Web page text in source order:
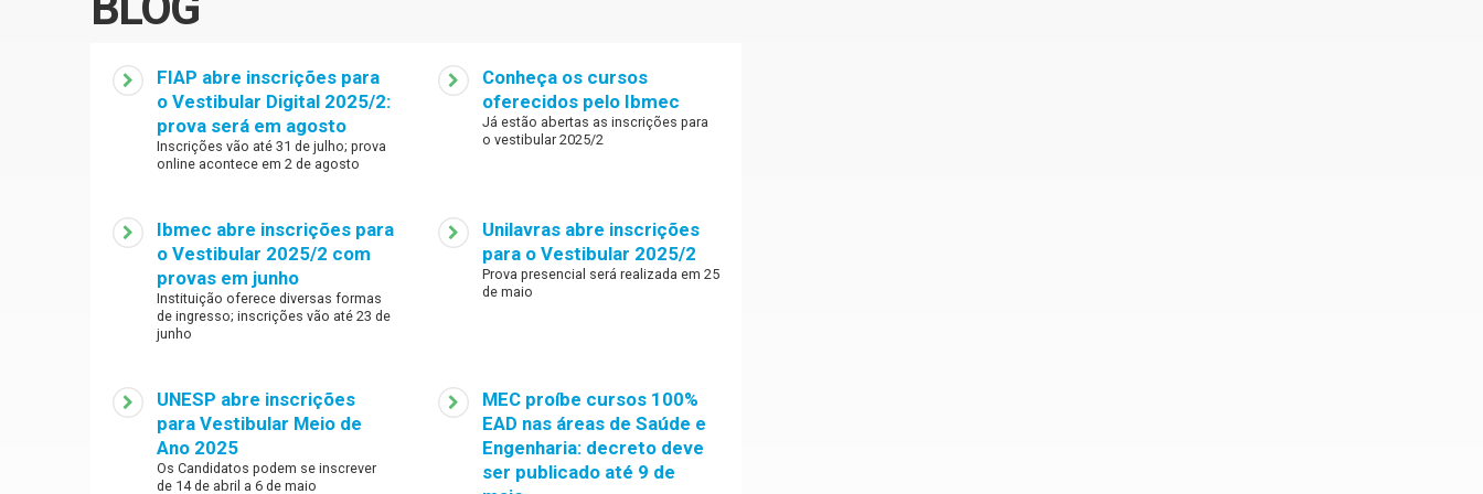
FIAP abre inscrições para
o Vestibular Digital 2025/2:
prova será em agosto
Inscrições vão até 31 de julho; prova
online acontece em 2 de agosto
Conheça os cursos
oferecidos pelo Ibmec
Já estão abertas as inscrições para
o vestibular 2025/2
Ibmec abre inscrições para
o Vestibular 2025/2 com
provas em junho
Instituição oferece diversas formas
de ingresso; inscrições vão até 23 de
junho
Unilavras abre inscrições
para o Vestibular 2025/2
Prova presencial será realizada em 25
de maio
UNESP abre inscrições
para Vestibular Meio de
Ano 2025
Os Candidatos podem se inscrever
de 14 de abril a 6 de maio
MEC proíbe cursos 100%
EAD nas áreas de Saúde e
Engenharia: decreto deve
ser publicado até 9 de